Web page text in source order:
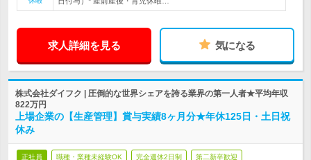
求人詳細を見る 気になる
株式会社ダイフク | 圧倒的な世界シェアを誇る業界の第一人者★平均年収
822万円
上場企業の【生産管理】賞与実績8ヶ月分★年休125日・土日祝
休み
正社員 職種・業種未経験OK 完全週休2日制 第二新卒歓迎